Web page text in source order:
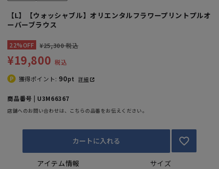
【L】【ウォッシャブル】オリエンタルフラワープリントプルオ
ーバーブラウス
22%OFF ¥25,300 税込
¥19,800 税込
獲得ポイント: 90pt 詳細
商品番号 | U3M66367
店舗へのお問い合わせは、こちらの品番をお伝えください。
カートに入れる
アイテム情報 サイズ